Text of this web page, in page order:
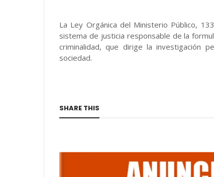
La Ley Orgánica del Ministerio Público,
sistema de justicia responsable de la
criminalidad, que dirige la investigación
sociedad.
SHARE THIS